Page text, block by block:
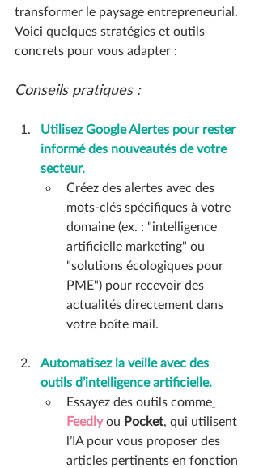
transformer le paysage entrepreneurial.
Voici quelques stratégies et outils
concrets pour vous adapter :
Conseils pratiques :
Utilisez Google Alertes pour rester
informé des nouveautés de votre
secteur.
Créez des alertes avec des
mots-clés spécifiques à votre
domaine (ex. : "intelligence
artificielle marketing" ou
"solutions écologiques pour
PME") pour recevoir des
actualités directement dans
votre boîte mail.
Automatisez la veille avec des
outils d’intelligence artificielle.
Essayez des outils comme
Feedly ou Pocket, qui utilisent
l’IA pour vous proposer des
articles pertinents en fonction